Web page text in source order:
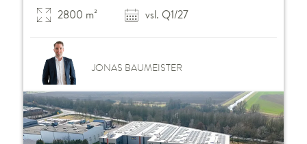
2800 m² vsl. Q1/27
JONAS BAUMEISTER